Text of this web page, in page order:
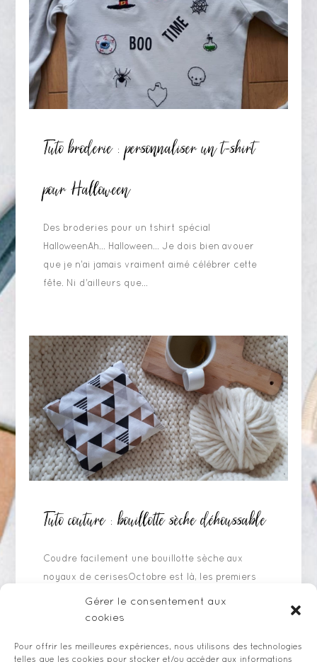
Gérer le consentement aux
cookies
Pour offrir les meilleures expériences, nous utilisons des technologies
telles que les cookies pour stocker et/ou accéder aux informations
Tuto broderie : personnaliser un t-shirt
pour Halloween
Des broderies pour un tshirt spécial
HalloweenAh... Halloween... Je dois bien avouer
que je n'ai jamais vraiment aimé célébrer cette
fête. Ni d'ailleurs que...
Tuto couture : bouillotte sèche déhoussable
Coudre facilement une bouillotte sèche aux
noyaux de cerisesOctobre est là, les premiers
froids et les envies de plaid et canapé… J'ai
ressorti ma bouillotte...